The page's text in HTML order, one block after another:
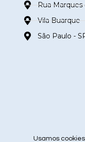
Rua Marques
Vila Buarque
São Paulo -
siga
Usamos